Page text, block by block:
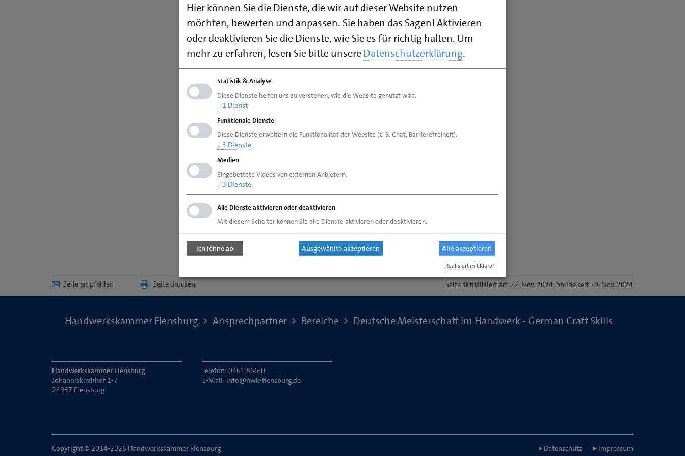
Seite empfehlen Seite drucken Seiteaktualisiert am 22. Nov. 2024, online seit 20. Nov. 2024
Handwerkskammer Flensburg Ansprechpartner Bereiche Deutsche Meisterschaft im Handwerk - German Craft Skills
Handwerkskammer Flensburg
Johanniskirchhof 1-7
24937 Flensburg
Telefon: 0461 866-0
E-Mail: info@hwk-flensburg.de
Copyright © 2014-2026 Handwerkskammer Flensburg Datenschutz Impressum
Hier können Sie die Dienste, die wir auf dieser Website nutzen
möchten, bewerten und anpassen. Sie haben das Sagen! Aktivieren
oder deaktivieren Sie die Dienste, wie Sie es für richtig halten. Um
mehr zu erfahren, lesen Sie bitte unsereDatenschutzerklärung.
Statistik & Analyse
Diese Dienste helfen uns zu verstehen, wie die Website genutzt wird.
↓ 1 Dienst
Funktionale Dienste
Diese Dienste erweitern die Funktionalität der Website (z. B. Chat, Barrierefreiheit).
↓ 3 Dienste
Medien
Eingebettete Videos von externen Anbietern.
↓ 3 Dienste
Alle Dienste aktivieren oder deaktivieren
Mit diesem Schalter können Sie alle Dienste aktivieren oder deaktivieren.
Ich lehne ab Ausgewählte akzeptieren Alle akzeptieren
Realisiert mit Klaro!